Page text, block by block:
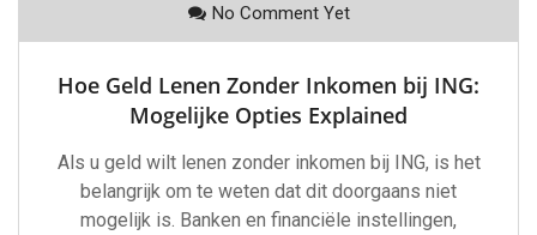
No Comment Yet
Hoe Geld Lenen Zonder Inkomen bij ING:
Mogelijke Opties Explained
Als u geld wilt lenen zonder inkomen bij ING, is het
belangrijk om te weten dat dit doorgaans niet
mogelijk is. Banken en financiële instellingen,